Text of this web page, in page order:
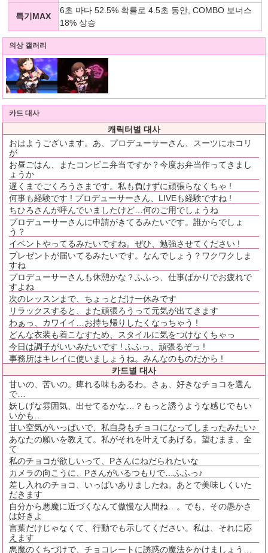
특기MAX
6초 마다 52.5% 확률로 4.5초 동안, COMBO 보너스
18% 상승
의상 갤러리
카드 대사
캐릭터별 대사
おはようございます。あ、プロデューサーさん、スーツにホコリ
が
お昼ごはん、またコンビニ弁当ですか？今度お弁当作ってきまし
ょうか
遅くまでごくろうさまです。私も負けずに頑張らなくちゃ !
何事も経験です ! プロデューサーさん、LIVEも経験ですね !
ちひろさんが呼んでいましたけど…何のご用でしょうね
プロデューサーさんに申請がきてるみたいです。誰からでしょ
う？
イベントやってるみたいですね。ぜひ、勉強させてください !
プレゼントが届いてるみたいです。なんでしょう？ワクワクしま
すね
プロデューサーさんも休憩かな？ふふっ、仕事ばかりでお疲れで
すよね
次のレッスンまで、ちょっとだけ一休みです
リラックスすると、また頑張ろうって元気が出てきます
わぁっ、カワイイ…お持ち帰りしたくなっちゃう !
どんな衣装も着こなすため、スタイルに気をつけなくちゃっ
今日は調子がいいみたいです ! ふふっ、頑張るぞっ !
事務所はキレイに使いましょうね。みんなのものだから !
카드별 대사
甘いの、苦いの。痺れる味もあるわ。さぁ、好きなチョコを選ん
で…
妖しげな雰囲気、出せてるかな…？もっと誘うような感じでもい
いかも…
甘い空気がいっぱいで、私自身もチョコになってしまったみたい♪
あなたの願いを教えて。私がそれを叶えてあげる。望むまま、全
て
私のチョコが欲しいって、Pさんにねだられたいな
カメラの向こうに、Pさんがいるつもりで…ふふっ♪
差し入れのチョコ、いっぱいありましたね。あとで美味しくいた
だきます
自分から悪魔に近づくなんて傲慢な人間ね…。でも、その愚かさ
は好きよ
言葉だけじゃなくて、行動でも示してください。私は、それに応
えます
悪魔のくちづけで、チョコレートに誘惑の魔法をかけましょう…